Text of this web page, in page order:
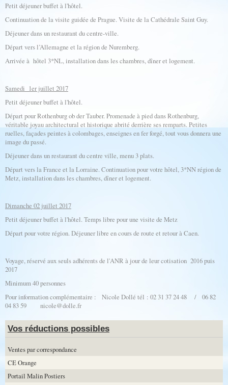
Petit déjeuner buffet à l'hôtel.
Continuation de la visite guidée de Prague. Visite de la Cathédrale Saint Guy.
Déjeuner dans un restaurant du centre-ville.
Départ vers l’Allemagne et la région de Nuremberg.
Arrivée à hôtel 3*NL, installation dans les chambres, dîner et logement.
Samedi 1er juillet 2017
Petit déjeuner buffet à l'hôtel.
Départ pour Rothenburg ob der Tauber. Promenade à pied dans Rothenburg,
véritable joyau architectural et historique abrité derrière ses remparts. Petites
ruelles, façades peintes à colombages, enseignes en fer forgé, tout vous donnera une
image du passé.
Déjeuner dans un restaurant du centre ville, menu 3 plats.
Départ vers la France et la Lorraine. Continuation pour votre hôtel, 3*NN région de
Metz, installation dans les chambres, dîner et logement.
Dimanche 02 juillet 2017
Petit déjeuner buffet à l'hôtel. Temps libre pour une visite de Metz
Départ pour votre région. Déjeuner libre en cours de route et retour à Caen.
Voyage, réservé aux seuls adhérents de l'ANR à jour de leur cotisation 2016 puis
2017
Minimum 40 personnes
Pour information complémentaire : Nicole Dollé tél : 02 31 37 24 48 / 06 82
04 83 59 nicole@dolle.fr
Vos réductions possibles
Ventes par correspondance
CE Orange
Portail Malin Postiers